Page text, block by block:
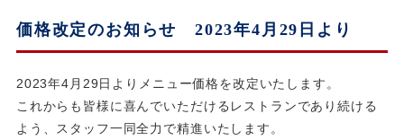
価格改定のお知らせ 2023年4月29日より
2023年4月29日よりメニュー価格を改定いたします。
これからも皆様に喜んでいただけるレストランであり続ける
よう、スタッフ一同全力で精進いたします。